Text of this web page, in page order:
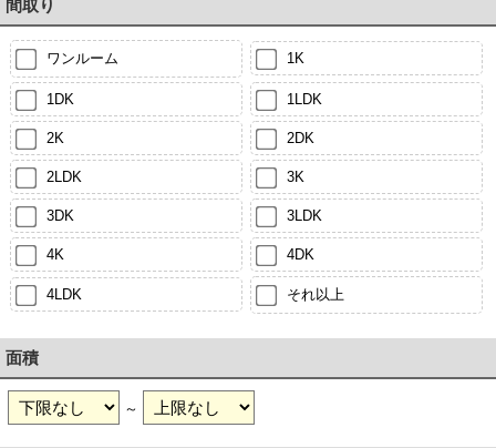
間取り
ワンルーム 1K
1DK 1LDK
2K 2DK
2LDK 3K
3DK 3LDK
4K 4DK
4LDK それ以上
面積
～